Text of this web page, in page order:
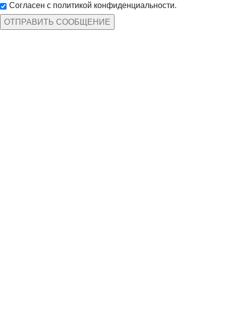
Согласен с политикой конфиденциальности.